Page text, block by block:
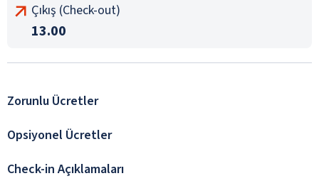
Çıkış (Check-out)
13.00
Zorunlu Ücretler
Opsiyonel Ücretler
Check-in Açıklamaları